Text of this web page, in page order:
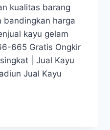
kualitas barang
bandingkan harga
kayu gelam
665 Gratis Ongkir
| Jual Kayu
Jual Kayu